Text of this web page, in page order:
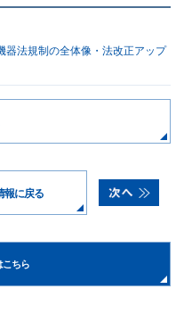
器法規制の全体像・法改正アップ
報に戻る
こちら